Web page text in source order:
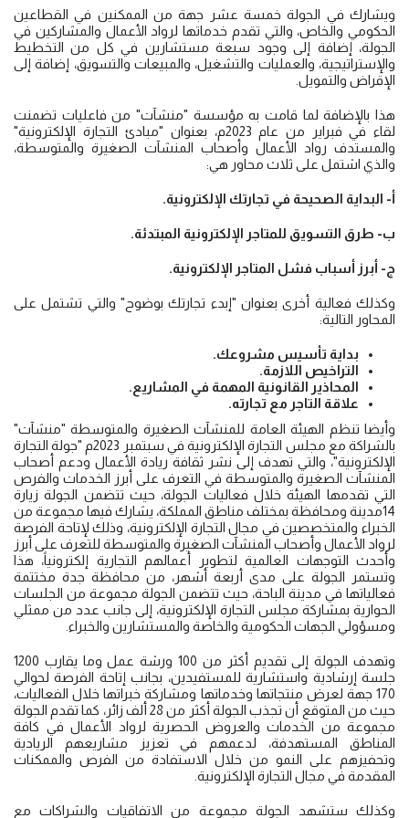
ويشارك في الجولة خمسة عشر جهة من الممكنين في القطاعين
الحكومي والخاص، والتي تقدم خدماتها لرواد الأعمال والمشاركين في
الجولة، إضافة إلى وجود سبعة مستشارين في كل من التخطيط
والإستراتيجية، والعمليات والتشغيل، والمبيعات والتسويق، إضافة إلى
الإقراض والتمويل.
هذا بالإضافة لما قامت به مؤسسة "منشآت" من فاعليات تضمنت
لقاء في فبراير من عام 2023م، بعنوان "مبادئ التجارة الإلكترونية"
والمستدف رواد الأعمال وأصحاب المنشآت الصغيرة والمتوسطة،
والذي اشتمل على ثلاث محاور هي:
أ- البداية الصحيحة في تجارتك الإلكترونية.
ب- طرق التسويق للمتاجر الإلكترونية المبتدئة.
ج- أبرز أسباب فشل المتاجر الإلكترونية.
وكذلك فعالية أخرى بعنوان "إبدء تجارتك بوضوح" والتي تشتمل على
المحاور التالية:
بداية تأسيس مشروعك.
التراخيص اللازمة.
المحاذير القانونية المهمة في المشاريع.
علاقة التاجر مع تجارته.
وأيضا تنظم الهيئة العامة للمنشآت الصغيرة والمتوسطة "منشآت"
بالشراكة مع مجلس التجارة الإلكترونية في سبتمبر 2023م "جولة التجارة
الإلكترونية"، والتي تهدف إلى نشر ثقافة ريادة الأعمال ودعم أصحاب
المنشآت الصغيرة والمتوسطة في التعرف على أبرز الخدمات والفرص
التي تقدمها الهيئة خلال فعاليات الجولة، حيث تتضمن الجولة زيارة
14مدينة ومحافظة بمختلف مناطق المملكة، يشارك فيها مجموعة من
الخبراء والمتخصصين في مجال التجارة الإلكترونية، وذلك لإتاحة الفرصة
لرواد الأعمال وأصحاب المنشآت الصغيرة والمتوسطة للتعرف على أبرز
وأحدث التوجهات العالمية لتطوير أعمالهم التجارية إلكترونياً، هذا
وتستمر الجولة على مدى أربعة أشهر، من محافظة جدة مختتمة
فعالياتها في مدينة الباحة، حيث تتضمن الجولة مجموعة من الجلسات
الحوارية بمشاركة مجلس التجارة الإلكترونية، إلى جانب عدد من ممثلي
ومسؤولي الجهات الحكومية والخاصة والمستشارين والخبراء.
وتهدف الجولة إلى تقديم أكثر من 100 ورشة عمل وما يقارب 1200
جلسة إرشادية واستشارية للمستفيدين، بجانب إتاحة الفرصة لحوالي
170 جهة لعرض منتجاتها وخدماتها ومشاركة خبراتها خلال الفعاليات،
حيث من المتوقع أن تجذب الجولة أكثر من 28 ألف زائر، كما تقدم الجولة
مجموعة من الخدمات والعروض الحصرية لرواد الأعمال في كافة
المناطق المستهدفة، لدعمهم في تعزيز مشاريعهم الريادية
وتحفيزهم على النمو من خلال الاستفادة من الفرص والممكنات
المقدمة في مجال التجارة الإلكترونية.
وكذلك ستشهد الجولة مجموعة من الاتفاقيات والشراكات مع